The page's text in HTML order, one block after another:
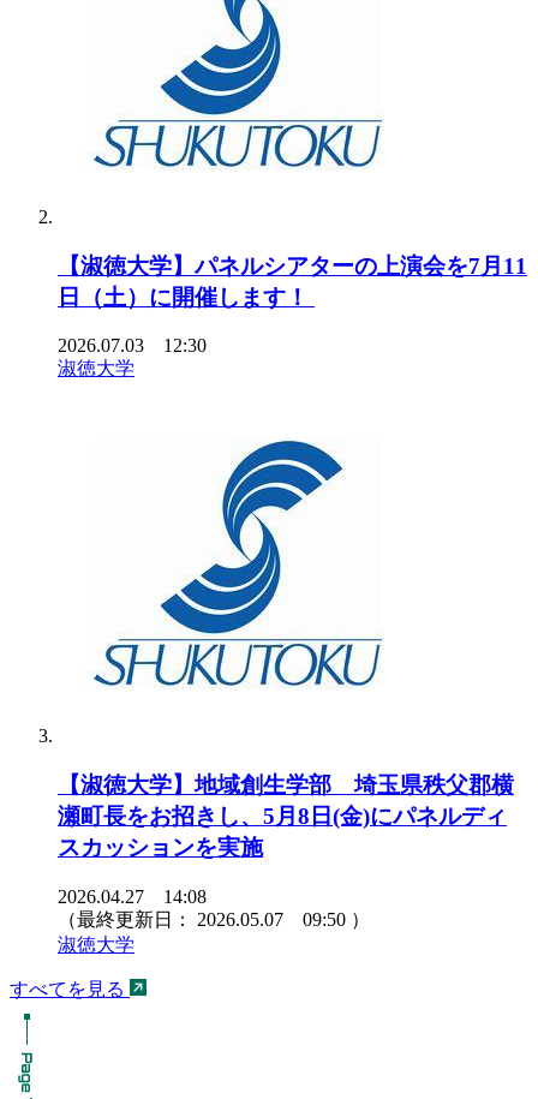
【淑徳大学】パネルシアターの上演会を7月11
日（土）に開催します！
2026.07.03 12:30
淑徳大学
【淑徳大学】地域創生学部 埼玉県秩父郡横
瀬町長をお招きし、5月8日(金)にパネルディ
スカッションを実施
2026.04.27 14:08
（最終更新日： 2026.05.07 09:50 ）
淑徳大学
すべてを見る